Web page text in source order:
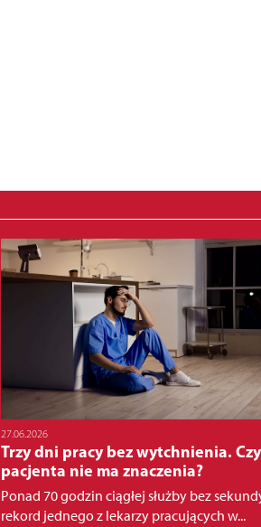
27.06.2026
Trzy dni pracy bez wytchnienia.
pacjenta nie ma znaczenia?
Ponad 70 godzin ciągłej służby bez
rekord jednego z lekarzy pracujących w...